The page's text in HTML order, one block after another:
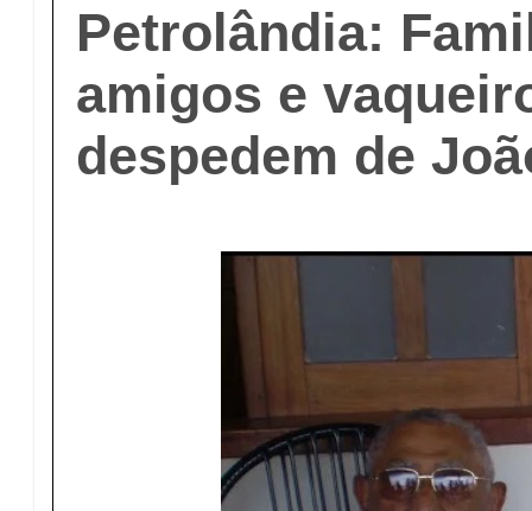
Petrolândia:
amigos e
despedem de